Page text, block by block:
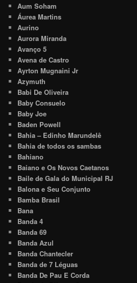
Aum Soham
Áurea Martins
Aurino
Aurora Miranda
Avanço 5
Avena de Castro
Ayrton Mugnaini Jr
Azymuth
Babi De Oliveira
Baby Consuelo
Baby Joe
Baden Powell
Bahia – Edinho Marundelê
Bahia de todos os sambas
Bahiano
Baiano e Os Novos Caetanos
Baile de Gala do Municipal RJ
Balona e Seu Conjunto
Bamba Brasil
Bana
Banda 4
Banda 69
Banda Azul
Banda Chantecler
Banda de 7 Léguas
Banda De Pau E Corda